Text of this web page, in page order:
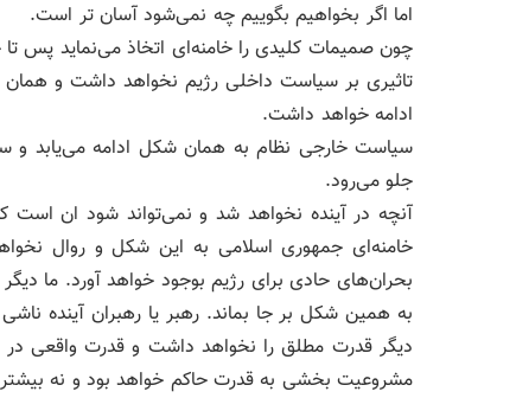
اما اگر بخواهیم بگوییم چه نمی‌شود آسان تر است.
چون صمیمات کلیدی را خامنه‌ای اتخاذ می‌نماید
تاثیری بر سیاست داخلی رژیم نخواهد داشت‌ و همان
ادامه خواهد داشت.
سیاست خارجی نظام به همان شکل ادامه می‌یابد و
جلو می‌رود.
آنچه در آینده نخواهد شد و نمی‌تواند شود ان
خامنه‌ای جمهوری اسلامی به این شکل و روال
بحران‌های حادی برای رژیم بوجود خواهد آورد. ما
به همین شکل بر جا بماند. رهبر یا رهبران آینده
دیگر قدرت مطلق را نخواهد داشت و قدرت واقعی در
مشروعیت بخشی به قدرت حاکم خواهد بود‌ و نه